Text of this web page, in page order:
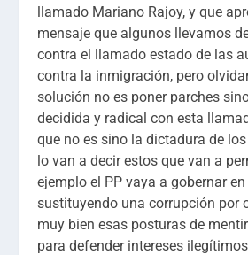
llamado Mariano Rajoy, y que
mensaje que algunos llevamos
contra el llamado estado de las
contra la inmigración, pero
solución no es poner parches
decidida y radical con esta
que no es sino la dictadura de
lo van a decir estos que van a
ejemplo el PP vaya a gobernar
sustituyendo una corrupción por
muy bien esas posturas de
para defender intereses